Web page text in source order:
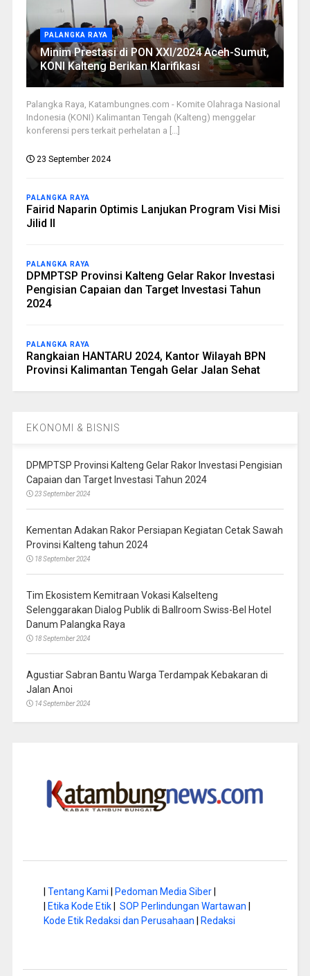
PALANGKA RAYA
Minim Prestasi di PON XXI/2024 Aceh-Sumut,
KONI Kalteng Berikan Klarifikasi
Palangka Raya, Katambungnes.com - Komite Olahraga Nasional
Indonesia (KONI) Kalimantan Tengah (Kalteng) menggelar
konferensi pers terkait perhelatan a [...]
23 September 2024
PALANGKA RAYA
Fairid Naparin Optimis Lanjukan Program Visi Misi
Jilid II
PALANGKA RAYA
DPMPTSP Provinsi Kalteng Gelar Rakor Investasi
Pengisian Capaian dan Target Investasi Tahun
2024
PALANGKA RAYA
Rangkaian HANTARU 2024, Kantor Wilayah BPN
Provinsi Kalimantan Tengah Gelar Jalan Sehat
EKONOMI & BISNIS
DPMPTSP Provinsi Kalteng Gelar Rakor Investasi Pengisian
Capaian dan Target Investasi Tahun 2024
23 September 2024
Kementan Adakan Rakor Persiapan Kegiatan Cetak Sawah
Provinsi Kalteng tahun 2024
18 September 2024
Tim Ekosistem Kemitraan Vokasi Kalselteng
Selenggarakan Dialog Publik di Ballroom Swiss-Bel Hotel
Danum Palangka Raya
18 September 2024
Agustiar Sabran Bantu Warga Terdampak Kebakaran di
Jalan Anoi
14 September 2024
Tentang Kami Pedoman Media Siber|
Etika Kode Etik| SOP Perlindungan Wartawan
Kode Etik Redaksi dan Perusahaan
Redaksi